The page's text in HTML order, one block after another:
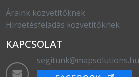
Áraink közvetítőknek
Hirdetésfeladás közvetítőknek
KAPCSOLAT
segitunk@mapsolutions.hu